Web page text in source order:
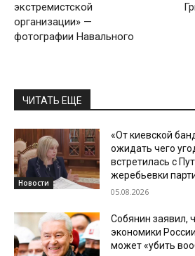
экстремистской
организации» —
фотографии Навального
ЧИТАТЬ ЕЩЕ
Новости
«От киевской
ожидать чего
встретилась с
жеребьевки
05.08.2026
Собянин заявил,
экономики
может «убить